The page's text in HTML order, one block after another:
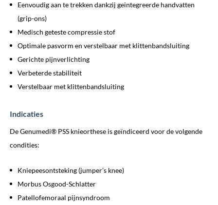
Eenvoudig aan te trekken dankzij geintegreerde handvatten
(grip-ons)
Medisch geteste compressie stof
Optimale pasvorm en verstelbaar met klittenbandsluiting
Gerichte pijnverlichting
Verbeterde stabiliteit
Verstelbaar met klittenbandsluiting
Indicaties
De Genumedi® PSS knieorthese is geïndiceerd voor de volgende
condities:
Kniepeesontsteking (jumper’s knee)
Morbus Osgood-Schlatter
Patellofemoraal pijnsyndroom